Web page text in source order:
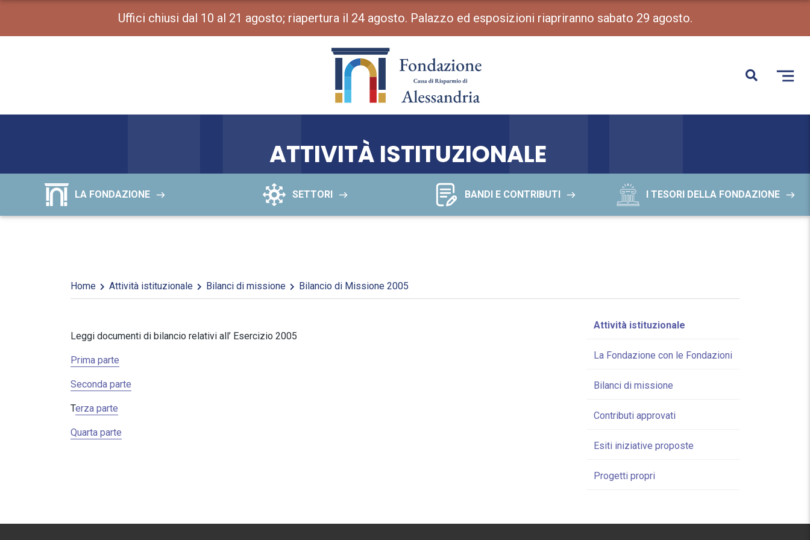
Uffici chiusi dal 10 al 21 agosto; riapertura il 24 agosto. Palazzo ed esposizioni riapriranno sabato 29 agosto.
ATTIVITÀ ISTITUZIONALE
LA FONDAZIONE SETTORI BANDI E CONTRIBUTI I TESORI DELLA FONDAZIONE
Home Attività istituzionale Bilanci di missione Bilancio di Missione 2005
Leggi documenti di bilancio relativi all’ Esercizio 2005
Prima parte
Seconda parte
Terza parte
Quarta parte
Attività istituzionale
La Fondazione con le Fondazioni
Bilanci di missione
Contributi approvati
Esiti iniziative proposte
Progetti propri